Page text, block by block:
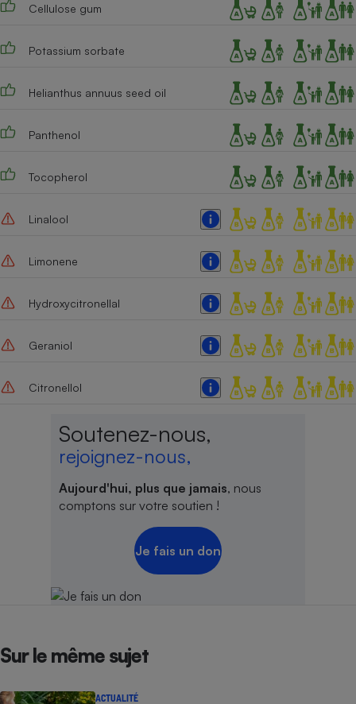
Cellulose gum
Potassium sorbate
Helianthus annuus seed oil
Panthenol
Tocopherol
Linalool
Limonene
Hydroxycitronellal
Geraniol
Citronellol
Soutenez-nous,
rejoignez-nous,
Aujourd'hui, plus que jamais, nous
comptons sur votre soutien !
Je fais un don
Sur le même sujet
ACTUALITÉ